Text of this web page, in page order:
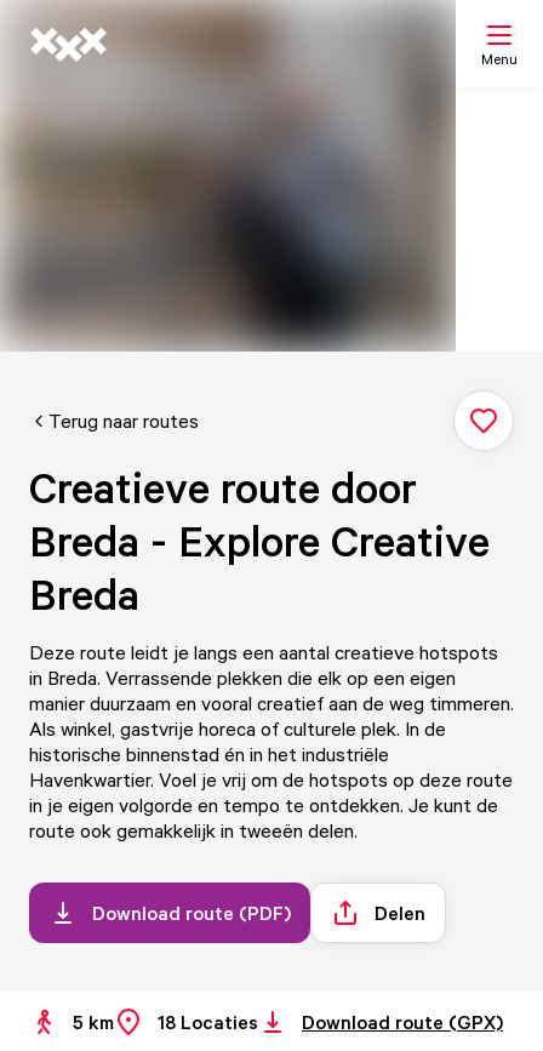
Menu
Terug naar routes
Creatieve route door
Breda - Explore Creative
Breda
Deze route leidt je langs een aantal creatieve hotspots
in Breda. Verrassende plekken die elk op een eigen
manier duurzaam en vooral creatief aan de weg timmeren.
Als winkel, gastvrije horeca of culturele plek. In de
historische binnenstad én in het industriële
Havenkwartier. Voel je vrij om de hotspots op deze route
in je eigen volgorde en tempo te ontdekken. Je kunt de
route ook gemakkelijk in tweeën delen.
Download route (PDF) Delen
5 km 18 Locaties
Download route (GPX)